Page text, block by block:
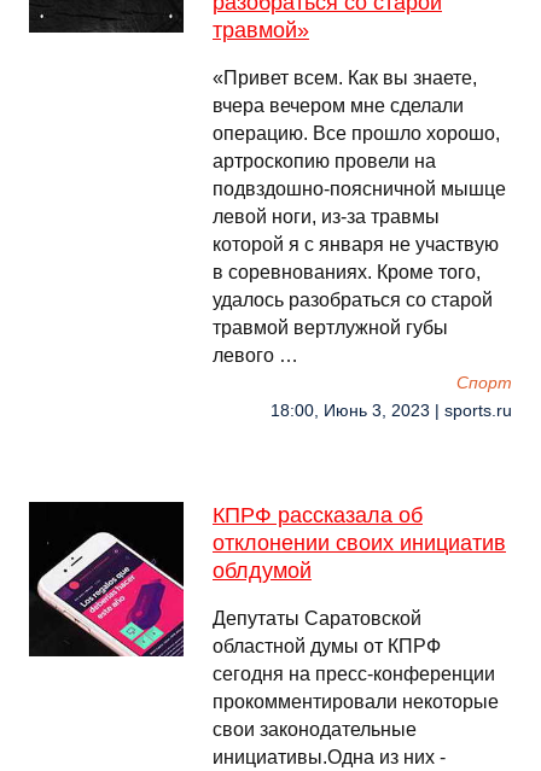
травмой»
«Привет всем. Как вы знаете,
вчера вечером мне сделали
операцию. Все прошло хорошо,
артроскопию провели на
подвздошно-поясничной мышце
левой ноги, из-за травмы
которой я с января не участвую
в соревнованиях. Кроме того,
удалось разобраться со старой
травмой вертлужной губы
левого …
Спорт
18:00, Июнь 3, 2023 | sports.ru
КПРФ рассказала об
отклонении своих инициатив
облдумой
Депутаты Саратовской
областной думы от КПРФ
сегодня на пресс-конференции
прокомментировали некоторые
свои законодательные
инициативы.Одна из них -